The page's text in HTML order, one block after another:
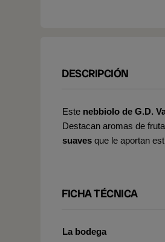
DESCRIPCIÓN
Este nebbiolo de G.D.
Destacan aromas de
suaves que le aportan
FICHA TÉCNICA
La bodega